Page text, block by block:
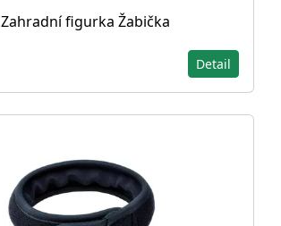
Zahradní figurka Žabička
Detail